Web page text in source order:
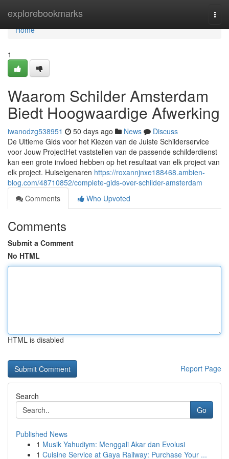
explorebookmarks
Home
Home
1
Waarom Schilder Amsterdam
Biedt Hoogwaardige Afwerking
iwanodzg538951 50 days ago News
Discuss
De Ultieme Gids voor het Kiezen van de Juiste Schilderservice
voor Jouw ProjectHet vaststellen van de passende schilderdienst
kan een grote invloed hebben op het resultaat van elk project van
elk project. Huiseigenaren https://roxannjnxe188468.ambien-
blog.com/48710852/complete-gids-over-schilder-amsterdam
Comments
Who Upvoted
Comments
Submit a Comment
No HTML
HTML is disabled
Report Page
Search
Go
Published News
1 Musik Yahudiym: Menggali Akar dan Evolusi
1 Cuisine Service at Gaya Railway: Purchase Your ...